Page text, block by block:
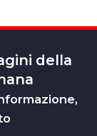
della